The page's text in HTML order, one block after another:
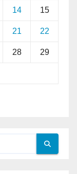
14 15
21 22
28 29